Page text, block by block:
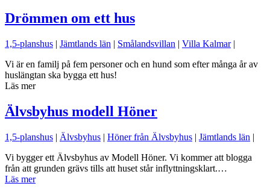
Drömmen om ett hus
1,5-planshus | Jämtlands län | Smålandsvillan | Villa Kalmar |
Vi är en familj på fem personer och en hund som efter många år av
huslängtan ska bygga ett hus!
Läs mer
Älvsbyhus modell Höner
1,5-planshus | Älvsbyhus | Höner från Älvsbyhus | Jämtlands län |
Vi bygger ett Älvsbyhus av Modell Höner. Vi kommer att blogga
från att grunden grävs tills att huset står inflyttningsklart.…
Läs mer